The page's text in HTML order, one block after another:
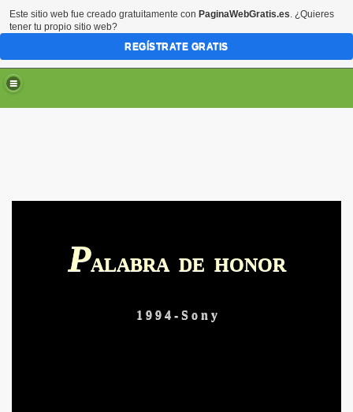
PALABRA DE HONOR
1 9 9 4 - S o n y
Este sitio web fue creado gratuitamente con PaginaWebGratis.es. ¿Quieres
tener tu propio sitio web?
REGÍSTRATE GRATIS